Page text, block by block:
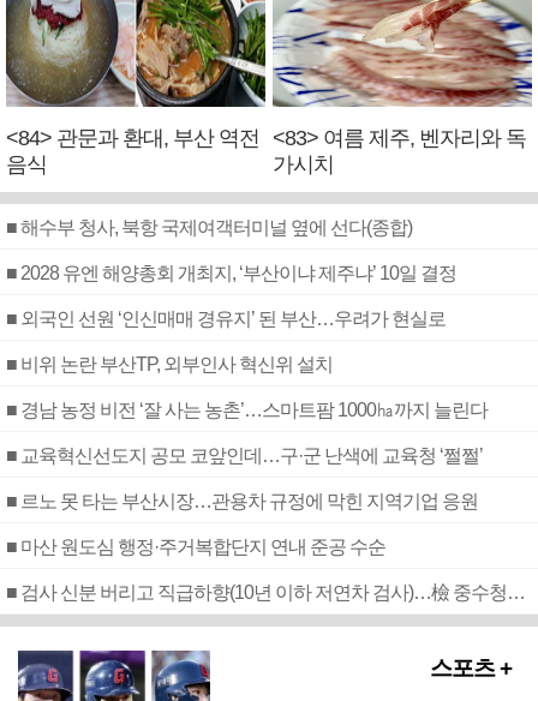
<84> 관문과 환대, 부산 역전
음식
<83> 여름 제주, 벤자리와 독
가시치
■ 해수부 청사, 북항 국제여객터미널 옆에 선다(종합)
■ 2028 유엔 해양총회 개최지, ‘부산이냐 제주냐’ 10일 결정
■ 외국인 선원 ‘인신매매 경유지’ 된 부산…우려가 현실로
■ 비위 논란 부산TP, 외부인사 혁신위 설치
■ 경남 농정 비전 ‘잘 사는 농촌’…스마트팜 1000㏊까지 늘린다
■ 교육혁신선도지 공모 코앞인데…구·군 난색에 교육청 ‘쩔쩔’
■ 르노 못 타는 부산시장…관용차 규정에 막힌 지역기업 응원
■ 마산 원도심 행정·주거복합단지 연내 준공 수순
■ 검사 신분 버리고 직급하향(10년 이하 저연차 검사)…檢 중수청행 기피
스포츠 +